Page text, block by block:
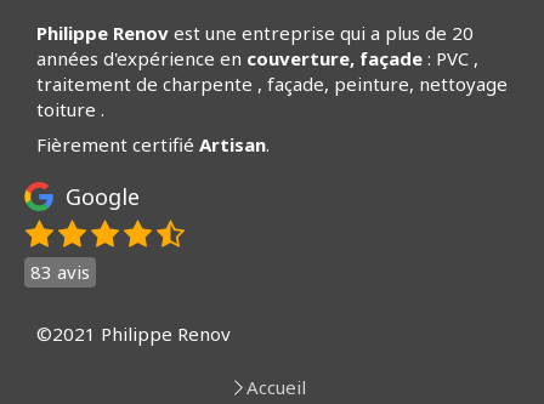
Philippe Renov est une entreprise qui a plus de 20
années d'expérience en couverture, façade : PVC ,
traitement de charpente , façade, peinture, nettoyage
toiture .
Fièrement certifié Artisan.
Google
83 avis
©2021 Philippe Renov
Accueil